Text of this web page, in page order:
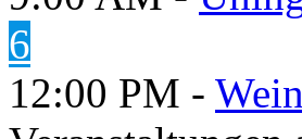
6
12:00 PM -